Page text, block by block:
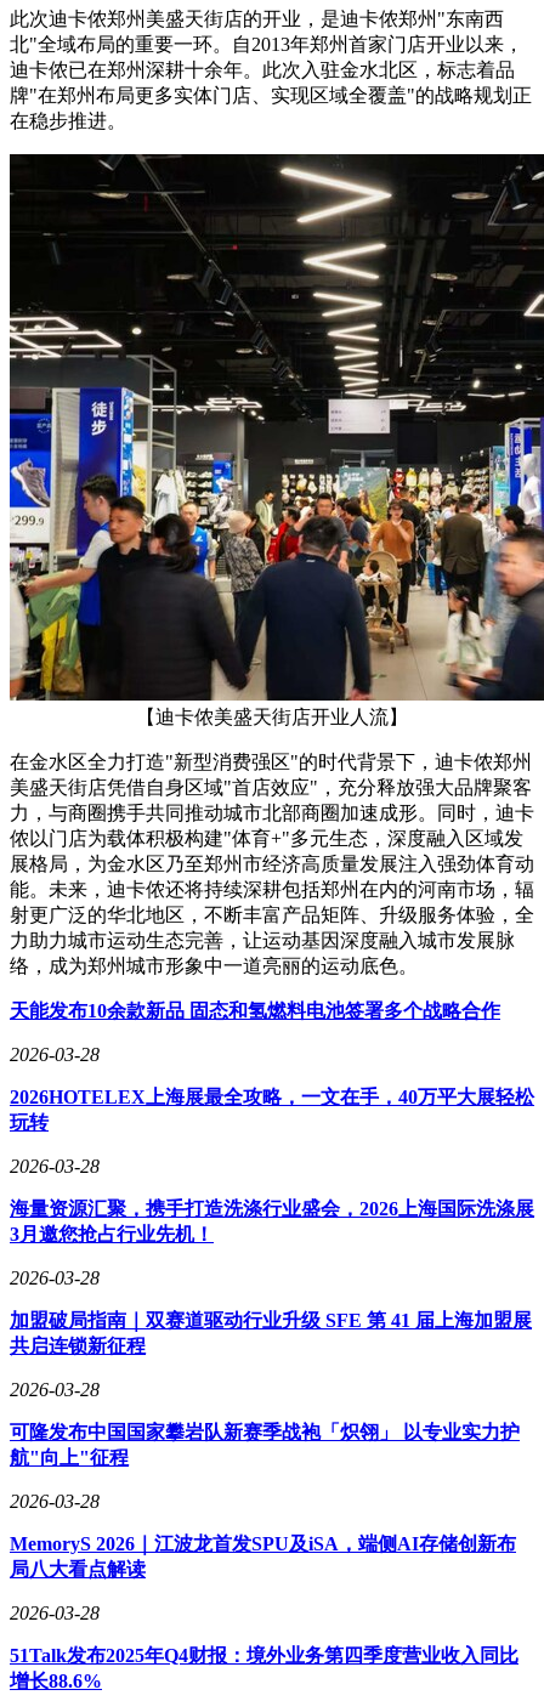
此次迪卡侬郑州美盛天街店的开业，是迪卡侬郑州"东南西
北"全域布局的重要一环。自2013年郑州首家门店开业以来，
迪卡侬已在郑州深耕十余年。此次入驻金水北区，标志着品
牌"在郑州布局更多实体门店、实现区域全覆盖"的战略规划正
在稳步推进。
【迪卡侬美盛天街店开业人流】
在金水区全力打造"新型消费强区"的时代背景下，迪卡侬郑州
美盛天街店凭借自身区域"首店效应"，充分释放强大品牌聚客
力，与商圈携手共同推动城市北部商圈加速成形。同时，迪卡
侬以门店为载体积极构建"体育+"多元生态，深度融入区域发
展格局，为金水区乃至郑州市经济高质量发展注入强劲体育动
能。未来，迪卡侬还将持续深耕包括郑州在内的河南市场，辐
射更广泛的华北地区，不断丰富产品矩阵、升级服务体验，全
力助力城市运动生态完善，让运动基因深度融入城市发展脉
络，成为郑州城市形象中一道亮丽的运动底色。
天能发布10余款新品 固态和氢燃料电池签署多个战略合作
2026-03-28
2026HOTELEX上海展最全攻略，一文在手，40万平大展轻松
玩转
2026-03-28
海量资源汇聚，携手打造洗涤行业盛会，2026上海国际洗涤展
3月邀您抢占行业先机！
2026-03-28
加盟破局指南｜双赛道驱动行业升级 SFE 第 41 届上海加盟展
共启连锁新征程
2026-03-28
可隆发布中国国家攀岩队新赛季战袍「炽翎」 以专业实力护
航"向上"征程
2026-03-28
MemoryS 2026｜江波龙首发SPU及iSA，端侧AI存储创新布
局八大看点解读
2026-03-28
51Talk发布2025年Q4财报：境外业务第四季度营业收入同比
增长88.6%